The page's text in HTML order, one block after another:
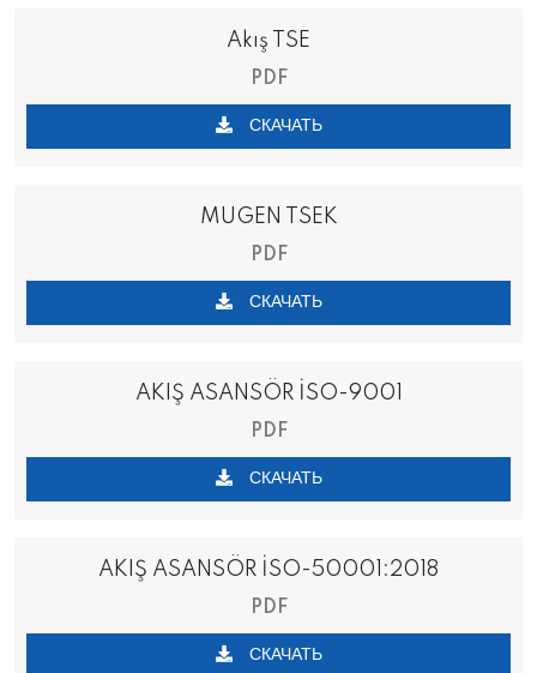
Akış TSE
PDF
СКАЧАТЬ
MUGEN TSEK
PDF
СКАЧАТЬ
AKIŞ ASANSÖR İSO-9001
PDF
СКАЧАТЬ
AKIŞ ASANSÖR İSO-50001:2018
PDF
СКАЧАТЬ